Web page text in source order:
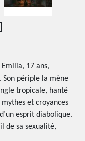
17 ans,
Son périple la mène
tropicale, hanté
et croyances
esprit diabolique.
de sa sexualité,